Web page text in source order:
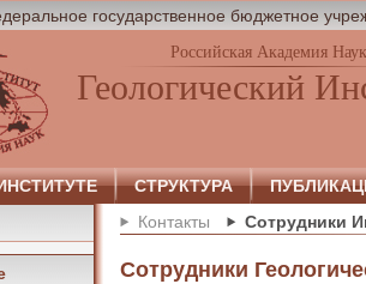
государственное бюджетное
Российская Академия Наук
Геологический
СТРУКТУРА
Контакты Сотрудники
Сотрудники